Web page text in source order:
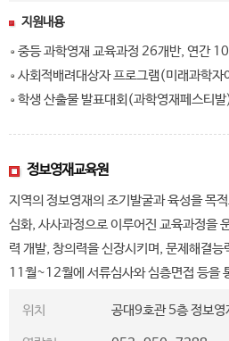
지원내용
중등 과학영재 교육과정 26개반, 연간
사회적배려대상자 프로그램(미래과학자
학생 산출물 발표대회(과학영재페스티
정보영재교육원
지역의 정보영재의 조기발굴과 육성을 목
심화, 사사과정으로 이루어진 교육과정을
력 개발, 창의력을 신장시키며, 문제해결
11월~12월에 서류심사와 심층면접 등을
위치 공대9호관 5층 정보영